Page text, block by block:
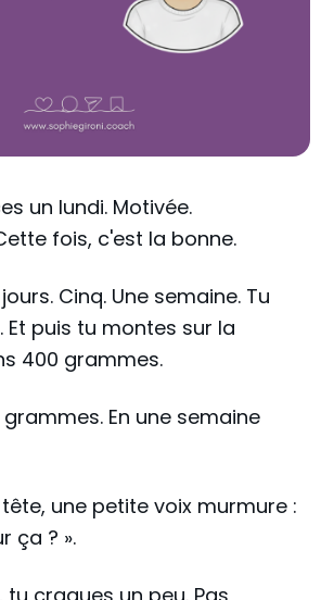
un lundi. Motivée.
fois, c'est la bonne.
Cinq. Une semaine. Tu
Et puis tu montes sur la
400 grammes.
En une semaine
une petite voix murmure :
ça ? ».